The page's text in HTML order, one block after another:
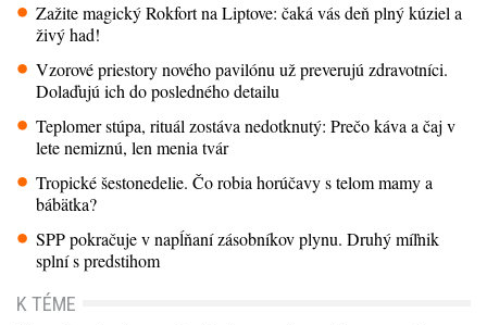
Zažite magický Rokfort na Liptove: čaká vás deň plný kúziel a
živý had!
Vzorové priestory nového pavilónu už preverujú zdravotníci.
Dolaďujú ich do posledného detailu
Teplomer stúpa, rituál zostáva nedotknutý: Prečo káva a čaj v
lete nemiznú, len menia tvár
Tropické šestonedelie. Čo robia horúčavy s telom mamy a
bábätka?
SPP pokračuje v napĺňaní zásobníkov plynu. Druhý míľnik
splní s predstihom
K TÉME